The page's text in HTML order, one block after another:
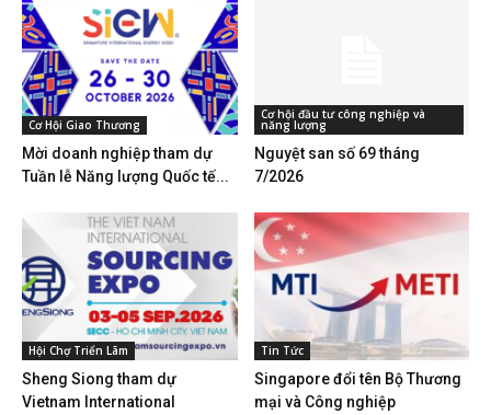
Cơ Hội Giao Thương
Mời doanh nghiệp tham dự
Tuần lễ Năng lượng Quốc tế...
Cơ hội đầu tư công nghiệp và
năng lượng
Nguyệt san số 69 tháng
7/2026
Hội Chợ Triển Lãm
Sheng Siong tham dự
Vietnam International
Tin Tức
Singapore đổi tên Bộ Thương
mại và Công nghiệp